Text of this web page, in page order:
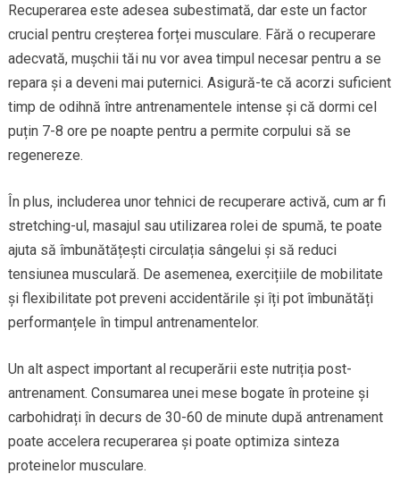
Recuperarea este adesea subestimată, dar este un factor
crucial pentru creșterea forței musculare. Fără o recuperare
adecvată, mușchii tăi nu vor avea timpul necesar pentru a se
repara și a deveni mai puternici. Asigură-te că acorzi suficient
timp de odihnă între antrenamentele intense și că dormi cel
puțin 7-8 ore pe noapte pentru a permite corpului să se
regenereze.
În plus, includerea unor tehnici de recuperare activă, cum ar fi
stretching-ul, masajul sau utilizarea rolei de spumă, te poate
ajuta să îmbunătățești circulația sângelui și să reduci
tensiunea musculară. De asemenea, exercițiile de mobilitate
și flexibilitate pot preveni accidentările și îți pot îmbunătăți
performanțele în timpul antrenamentelor.
Un alt aspect important al recuperării este nutriția post-
antrenament. Consumarea unei mese bogate în proteine și
carbohidrați în decurs de 30-60 de minute după antrenament
poate accelera recuperarea și poate optimiza sinteza
proteinelor musculare.